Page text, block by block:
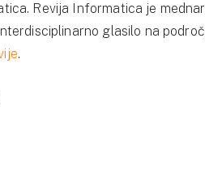
Revija Informatica je
glasilo na
.